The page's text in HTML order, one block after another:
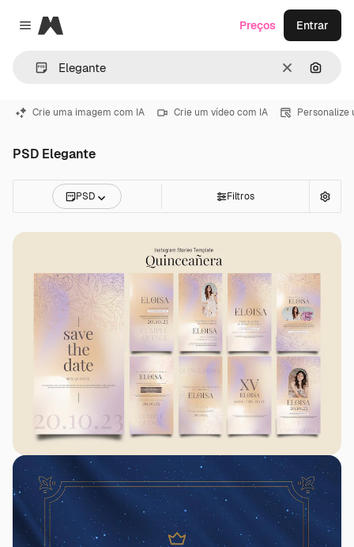
Close menu
Magnific
Limpar
Preços Entrar
Crie uma imagem com IA Crie um vídeo com IA Personalize
PSD Elegante
PSD Filtros